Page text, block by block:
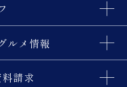
ルメ情報
請求